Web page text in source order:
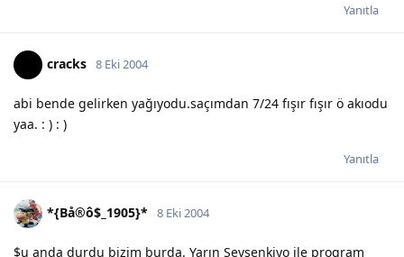
Yanıtla
cracks 8 Eki 2004
abi bende gelirken yağıyodu.saçımdan 7/24 fışır fışır ö akıodu
yaa. : ) : )
Yanıtla
*{Bå®ô$_1905}* 8 Eki 2004
$u anda durdu bizim burda. Yarın Sevsenkiyo ile program